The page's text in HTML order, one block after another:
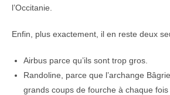
l’Occitanie.
Enfin, plus exactement, il en reste deux
Airbus parce qu’ils sont trop gros.
Randoline, parce que l’archange
grands coups de fourche à chaque fois